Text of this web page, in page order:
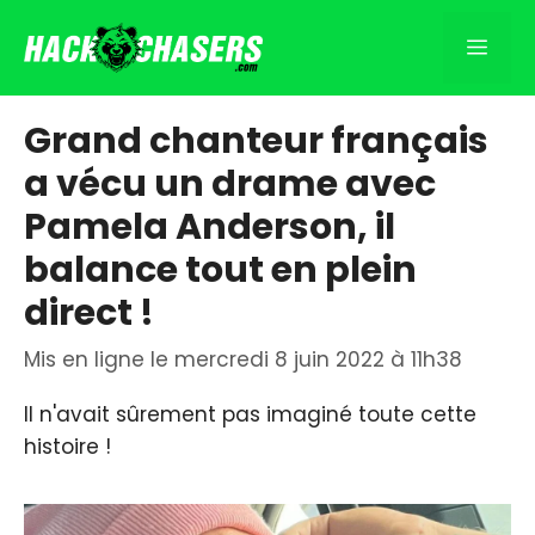
au
Grand chanteur français
a vécu un drame avec
Pamela Anderson, il
balance tout en plein
direct !
Mis en ligne le mercredi 8 juin 2022 à 11h38
Il n'avait sûrement pas imaginé toute cette
histoire !